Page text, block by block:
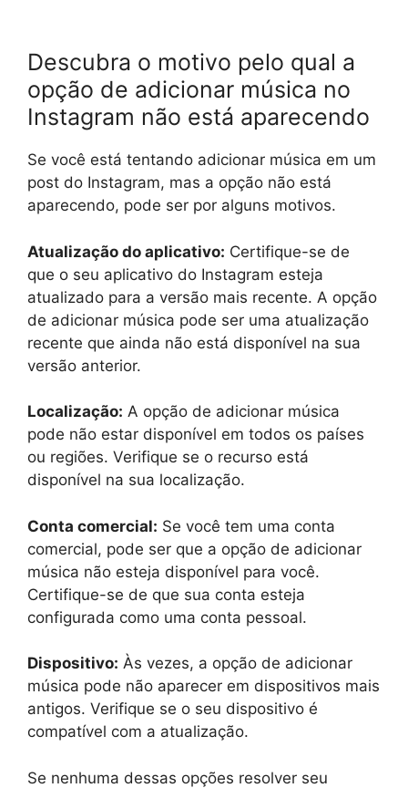
Descubra o motivo pelo qual a
opção de adicionar música no
Instagram não está aparecendo
Se você está tentando adicionar música em um
post do Instagram, mas a opção não está
aparecendo, pode ser por alguns motivos.
Atualização do aplicativo: Certifique-se de
que o seu aplicativo do Instagram esteja
atualizado para a versão mais recente. A opção
de adicionar música pode ser uma atualização
recente que ainda não está disponível na sua
versão anterior.
Localização: A opção de adicionar música
pode não estar disponível em todos os países
ou regiões. Verifique se o recurso está
disponível na sua localização.
Conta comercial: Se você tem uma conta
comercial, pode ser que a opção de adicionar
música não esteja disponível para você.
Certifique-se de que sua conta esteja
configurada como uma conta pessoal.
Dispositivo: Às vezes, a opção de adicionar
música pode não aparecer em dispositivos mais
antigos. Verifique se o seu dispositivo é
compatível com a atualização.
Se nenhuma dessas opções resolver seu